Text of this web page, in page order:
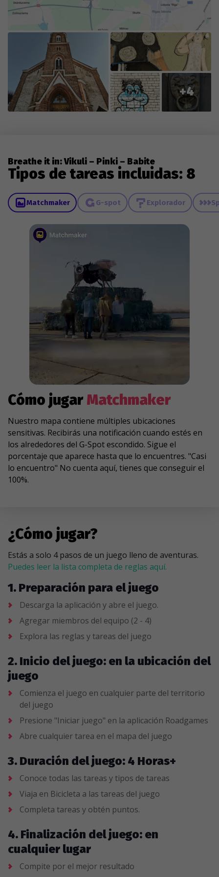
+4
Breathe it in: Vikuli – Pinki – Babite
Tipos de tareas incluidas: 8
Matchmaker G-spot Explorador
Cómo jugarMatchmaker
Nuestro mapa contiene múltiples ubicaciones
sensitivas. Recibirás una notificación cuando estés en
los alrededores del G-Spot escondido. Sigue el
porcentaje que aparece hasta que lo encuentres. "Casi
lo encuentro" No cuenta aquí, tienes que conseguir el
100%.
¿Cómo jugar?
Estás a solo 4 pasos de un juego lleno de aventuras.
Puedes leer la lista completa de reglas aquí.
1. Preparación para el juego
Descarga la aplicación y abre el juego.
Agregar miembros del equipo (2 - 4)
Explora las reglas y tareas del juego
2. Inicio del juego: en la ubicación del
juego
Comienza el juego en cualquier parte del territorio
del juego
Presione "Iniciar juego" en la aplicación Roadgames
Abre cualquier tarea en el mapa del juego
3. Duración del juego: 4 Horas+
Conoce todas las tareas y tipos de tareas
Viaja en Bicicleta a las tareas del juego
Completa tareas y obtén puntos.
4. Finalización del juego: en
cualquier lugar
Compite por el mejor resultado